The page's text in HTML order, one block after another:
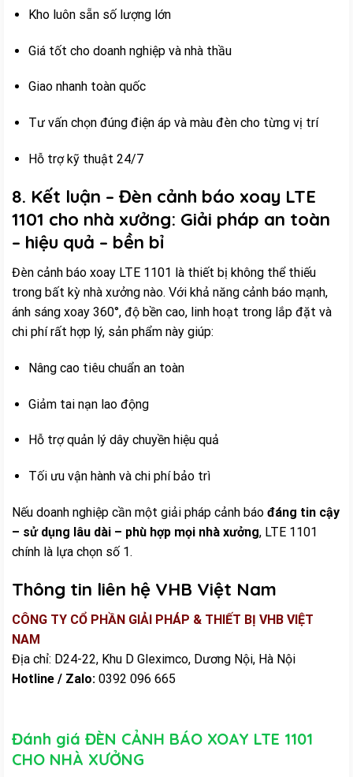
Kho luôn sẵn số lượng lớn
Giá tốt cho doanh nghiệp và nhà thầu
Giao nhanh toàn quốc
Tư vấn chọn đúng điện áp và màu đèn cho từng vị trí
Hỗ trợ kỹ thuật 24/7
8. Kết luận – Đèn cảnh báo xoay LTE
1101 cho nhà xưởng: Giải pháp an toàn
– hiệu quả – bền bỉ
Đèn cảnh báo xoay LTE 1101 là thiết bị không thể thiếu
trong bất kỳ nhà xưởng nào. Với khả năng cảnh báo mạnh,
ánh sáng xoay 360°, độ bền cao, linh hoạt trong lắp đặt và
chi phí rất hợp lý, sản phẩm này giúp:
Nâng cao tiêu chuẩn an toàn
Giảm tai nạn lao động
Hỗ trợ quản lý dây chuyền hiệu quả
Tối ưu vận hành và chi phí bảo trì
Nếu doanh nghiệp cần một giải pháp cảnh báo đáng tin cậy
– sử dụng lâu dài – phù hợp mọi nhà xưởng, LTE 1101
chính là lựa chọn số 1.
Thông tin liên hệ VHB Việt Nam
CÔNG TY CỔ PHẦN GIẢI PHÁP & THIẾT BỊ VHB VIỆT
NAM
Địa chỉ: D24-22, Khu D Gleximco, Dương Nội, Hà Nội
Hotline / Zalo: 0392 096 665
Đánh giá ĐÈN CẢNH BÁO XOAY LTE 1101
CHO NHÀ XƯỞNG